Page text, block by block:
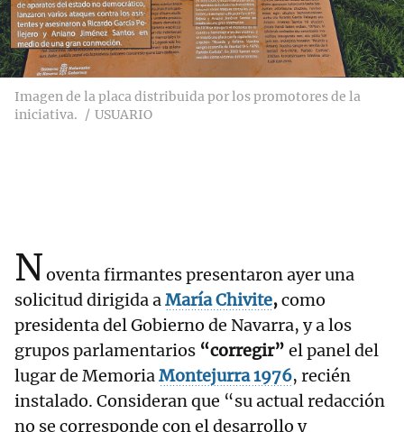
Imagen de la placa distribuida por los promotores de la
iniciativa.
USUARIO
Noventa firmantes presentaron ayer una
solicitud dirigida aMaría Chivite,como
presidenta del Gobierno de Navarra, y a los
grupos parlamentarios “corregir” el panel del
lugar de MemoriaMontejurra 1976, recién
instalado. Consideran que “su actual redacción
no se corresponde con el desarrollo y